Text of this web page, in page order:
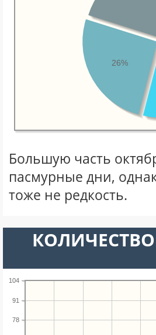
26%
Большую часть
пасмурные дни,
тоже не редкость.
78
91
104